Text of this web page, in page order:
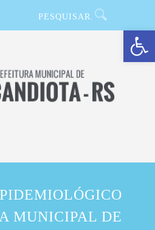
Barra de Ferramentas Aberta
MUNICIPAL DE